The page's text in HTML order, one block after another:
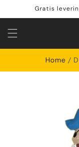
naar de
content
Gratis
Home